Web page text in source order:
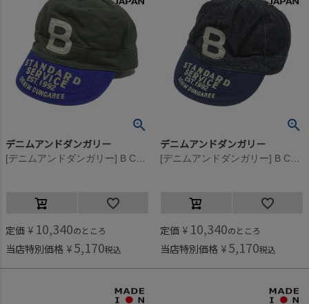
デニムアンドダンガリー
定価 ¥ 10,340のところ
当店特別価格 ¥ 5,170税込
デニムアンドダンガリー
定価 ¥ 10,340のところ
当店特別価格 ¥ 5,170税込